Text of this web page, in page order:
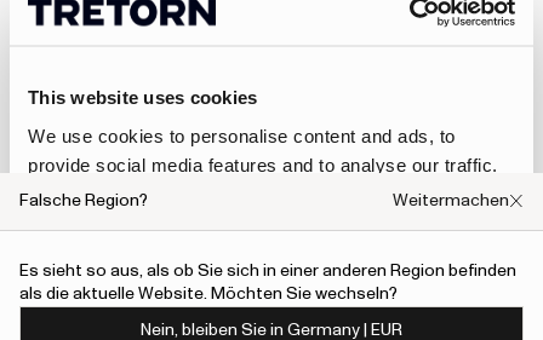
This website uses cookies
We use cookies to personalise content and ads, to
provide social media features and to analyse our traffic.
We also share information about your use of our site with
provided to them or that they’ve collected from your use
of their services.
Falsche Region? Weitermachen
Es sieht so aus, als ob Sie sich in einer anderen Region befinden
als die aktuelle Website. Möchten Sie wechseln?
Nein, bleiben Sie in Germany | EUR